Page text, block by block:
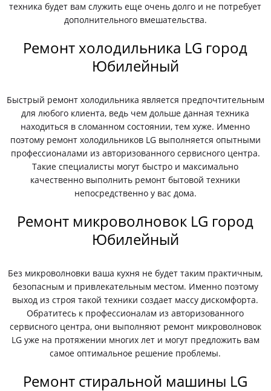
техника будет вам служить еще очень долго и не потребует
дополнительного вмешательства.
Ремонт холодильника LG город
Юбилейный
Быстрый ремонт холодильника является предпочтительным
для любого клиента, ведь чем дольше данная техника
находиться в сломанном состоянии, тем хуже. Именно
поэтому ремонт холодильников LG выполняется опытными
профессионалами из авторизованного сервисного центра.
Такие специалисты могут быстро и максимально
качественно выполнить ремонт бытовой техники
непосредственно у вас дома.
Ремонт микроволновок LG город
Юбилейный
Без микроволновки ваша кухня не будет таким практичным,
безопасным и привлекательным местом. Именно поэтому
выход из строя такой техники создает массу дискомфорта.
Обратитесь к профессионалам из авторизованного
сервисного центра, они выполняют ремонт микроволновок
LG уже на протяжении многих лет и могут предложить вам
самое оптимальное решение проблемы.
Ремонт стиральной машины LG